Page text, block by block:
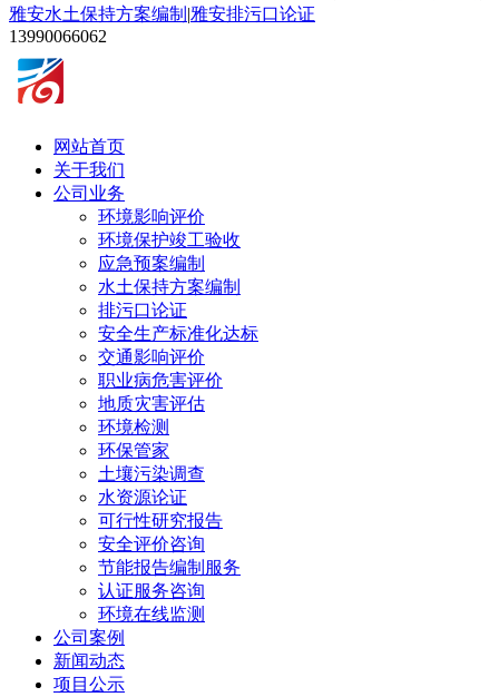
雅安水土保持方案编制 |雅安排污口论证
13990066062
网站首页
关于我们
公司业务
环境影响评价
环境保护竣工验收
应急预案编制
水土保持方案编制
排污口论证
安全生产标准化达标
交通影响评价
职业病危害评价
地质灾害评估
环境检测
环保管家
土壤污染调查
水资源论证
可行性研究报告
安全评价咨询
节能报告编制服务
认证服务咨询
环境在线监测
公司案例
新闻动态
项目公示